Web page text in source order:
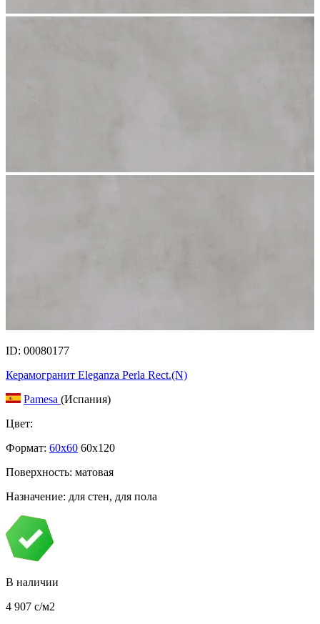
ID: 00080177
Керамогранит Eleganza Perla Rect.(N)
Pamesa (Испания)
Цвет:
Формат: 60x60 60x120
Поверхность: матовая
Назначение: для стен, для пола
В наличии
4 907 c/м2